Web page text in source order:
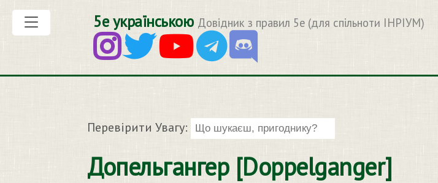
5е українською Довідник з правил 5e (для спільноти ІНРІУМ)
Перевірити Увагу:
Допельгангер [Doppelganger]